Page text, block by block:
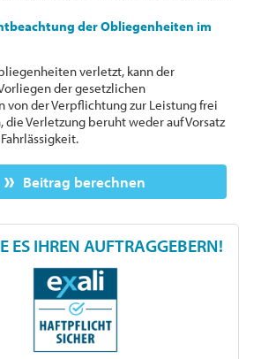
der Obliegenheiten im
verletzt, kann der
der gesetzlichen
von der Verpflichtung zur Leistung frei
die Verletzung beruht weder auf Vorsatz
Beitrag berechnen
ES IHREN AUFTRAGGEBERN!